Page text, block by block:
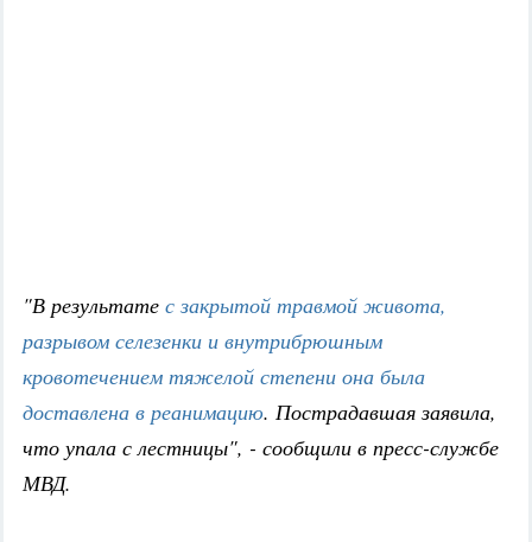
"В результате с закрытой травмой живота,
разрывом селезенки и внутрибрюшным
кровотечением тяжелой степени она была
доставлена в реанимацию. Пострадавшая заявила,
что упала с лестницы", - сообщили в пресс-службе
МВД.